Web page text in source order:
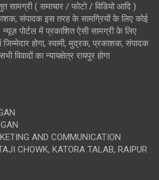
सामग्री ( समाचार / फोटो / विडियो आदि )
संपादक इस तरह के सामग्रियों के लिए कोई
न्यूज़ पोर्टल में प्रकाशित ऐसी सामग्री के लिए
होगा, स्वामी, मुद्रक, प्रकाशक, संपादक
विवादों का न्यायक्षेत्र रायपुर होगा
AND COMMUNICATION
CHOWK, KATORA TALAB, RAIPUR